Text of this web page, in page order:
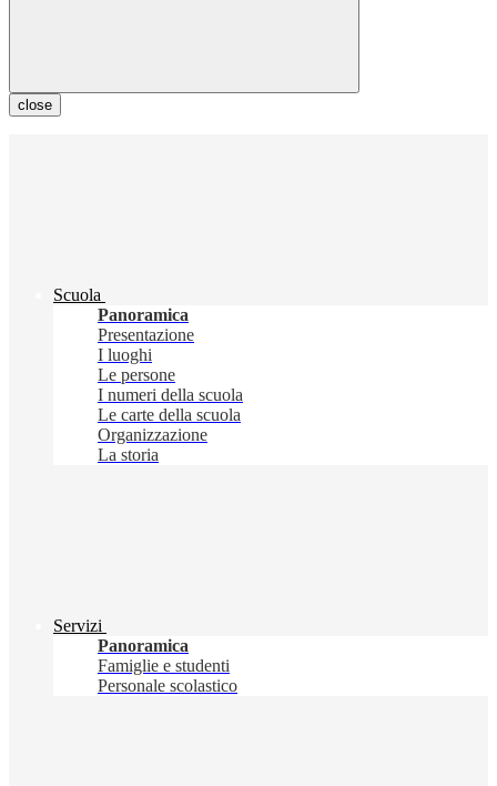
close
Scuola
Panoramica
Presentazione
I luoghi
Le persone
I numeri della scuola
Le carte della scuola
Organizzazione
La storia
Servizi
Panoramica
Famiglie e studenti
Personale scolastico